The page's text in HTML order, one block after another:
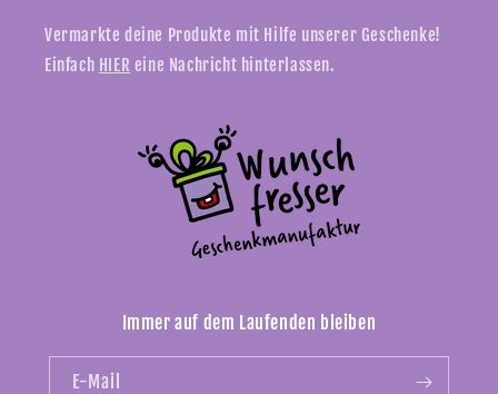
Vermarkte deine Produkte mit Hilfe unserer Geschenke!
Einfach HIER eine Nachricht hinterlassen.
Immer auf dem Laufenden bleiben
E-Mail